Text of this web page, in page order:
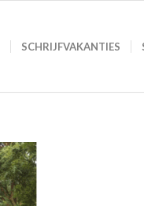
SCHRIJFVAKANTIES